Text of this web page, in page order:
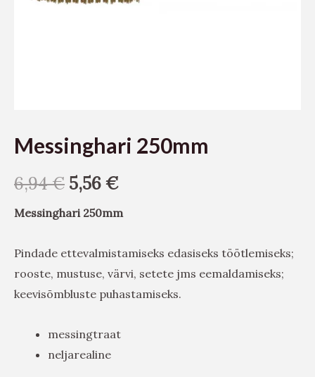
Messinghari 250mm
6,94€ 5,56€
Messinghari 250mm
Pindade ettevalmistamiseks edasiseks töötlemiseks;
rooste, mustuse, värvi, setete jms eemaldamiseks;
keevisõmbluste puhastamiseks.
messingtraat
neljarealine